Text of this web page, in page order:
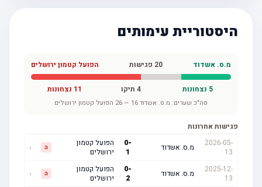
היסטוריית עימותים
מ.ס. אשדוד 20פגישות הפועל קטמון ירושלים
נצחונות תיקו נצחונות
סה"כ שערים:מ.ס. אשדוד 16
—
26 הפועל קטמון ירושלים
פגישות אחרונות
2026-05-
מ.ס. אשדוד
הפועל קטמון
ירושלים
2025-12-
מ.ס. אשדוד
הפועל קטמון
ירושלים